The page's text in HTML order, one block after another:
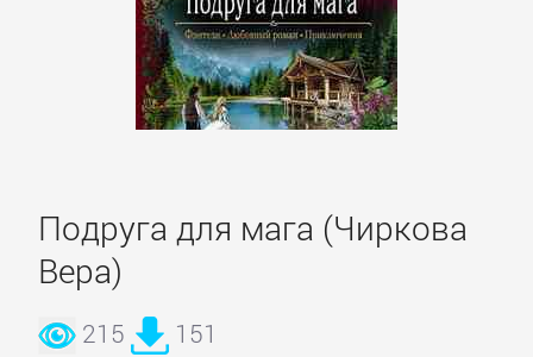
Подруга для мага (Чиркова
Вера)
215 151
животные
Сад
и
Огород